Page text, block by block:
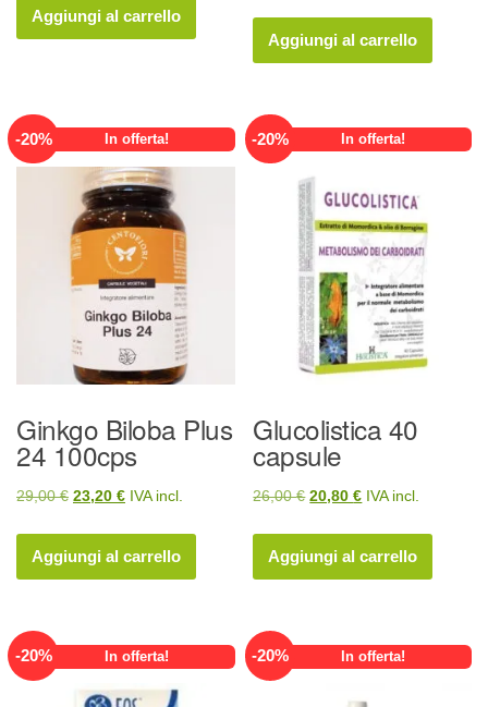
originale
era:
attuale
è:
Aggiungi al carrello
originale
era:
attuale
è:
Aggiungi al carrello
-20% In offerta!
Ginkgo Biloba Plus
24 100cps
29,00€ Il
originale
era:
23,20 €Il
attuale
è:
IVA incl.
Aggiungi al carrello
-20% In offerta!
Glucolistica 40
capsule
26,00€ Il
originale
era:
20,80€Il
attuale
è:
IVA incl.
Aggiungi al carrello
-20% In offerta! -20% In offerta!